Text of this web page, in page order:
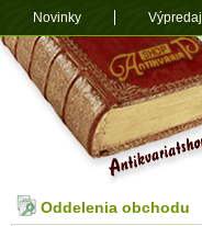
Oddelenia obchodu
Novinky Výpredaj